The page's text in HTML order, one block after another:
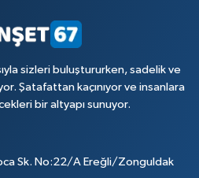
sizleri buluştururken, sadelik ve
Şatafattan kaçınıyor ve insanlara
bir altyapı sunuyor.
Sk. No:22/A Ereğli/Zonguldak